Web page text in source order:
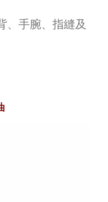
、手腕、指縫及